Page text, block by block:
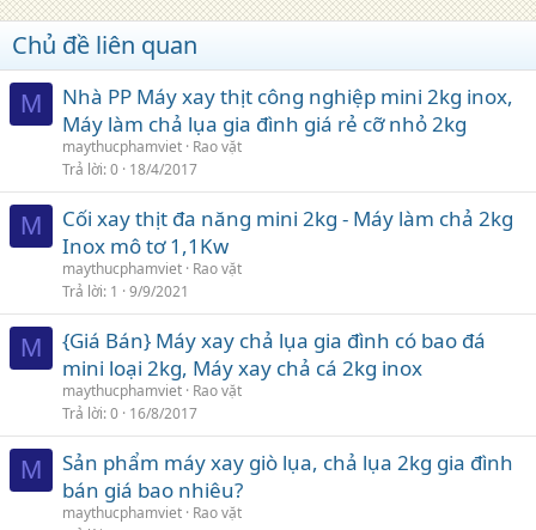
Chủ đề liên quan
M
Nhà PP Máy xay thịt công nghiệp mini 2kg inox,
Máy làm chả lụa gia đình giá rẻ cỡ nhỏ 2kg
maythucphamviet Rao vặt
Trả lời 0 18/4/2017
M
Cối xay thịt đa năng mini 2kg - Máy làm chả 2kg
Inox mô tơ 1,1Kw
maythucphamviet Rao vặt
Trả lời 1 9/9/2021
M
{Giá Bán} Máy xay chả lụa gia đình có bao đá
mini loại 2kg, Máy xay chả cá 2kg inox
maythucphamviet Rao vặt
Trả lời 0 16/8/2017
M
Sản phẩm máy xay giò lụa, chả lụa 2kg gia đình
bán giá bao nhiêu?
maythucphamviet Rao vặt